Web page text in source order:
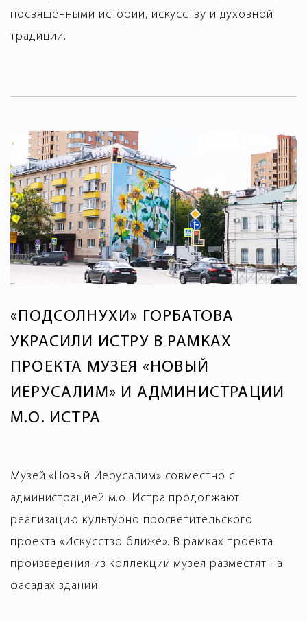
посвящёнными истории, искусству и духовной
традиции.
«ПОДСОЛНУХИ» ГОРБАТОВА
УКРАСИЛИ ИСТРУ В РАМКАХ
ПРОЕКТА МУЗЕЯ «НОВЫЙ
ИЕРУСАЛИМ» И АДМИНИСТРАЦИИ
М.О. ИСТРА
Музей «Новый Иерусалим» совместно с
администрацией м.о. Истра продолжают
реализацию культурно просветительского
проекта «Искусство ближе». В рамках проекта
произведения из коллекции музея разместят на
фасадах зданий.